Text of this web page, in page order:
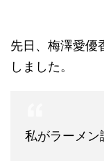
先日、梅澤愛優
しました。
私がラーメン